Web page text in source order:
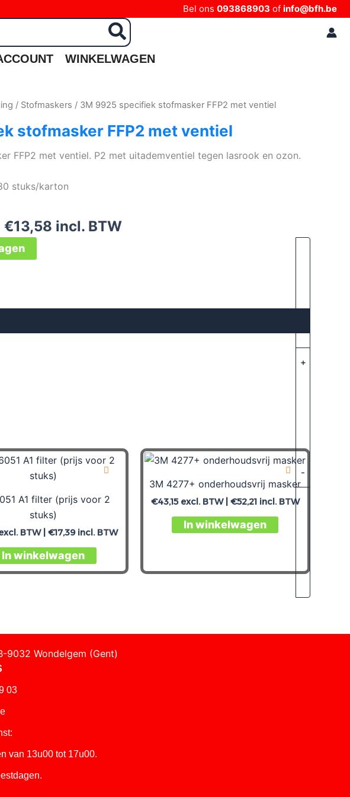
Bel ons 093868903 of info@bfh.be
WINKELWAGEN
/ Stofmaskers / 3M 9925 specifiek stofmasker FFP2 met ventiel
stofmasker FFP2 met ventiel
FFP2 met ventiel. P2 met uitademventiel tegen lasrook en ozon.
stuks/karton
€13,58 incl. BTW
-
+
A1 filter (prijs voor 2
stuks)
BTW |€17,39incl. BTW
In winkelwagen
3M 4277+ onderhoudsvrij masker
€43,15excl. BTW | €52,21incl. BTW
In winkelwagen
9032 Wondelgem (Gent)
03
van 13u00 tot 17u00.